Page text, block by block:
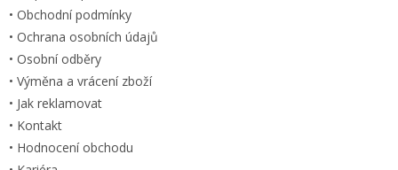
• Obchodní podmínky
• Ochrana osobních údajů
• Osobní odběry
• Výměna a vrácení zboží
• Jak reklamovat
• Kontakt
• Hodnocení obchodu